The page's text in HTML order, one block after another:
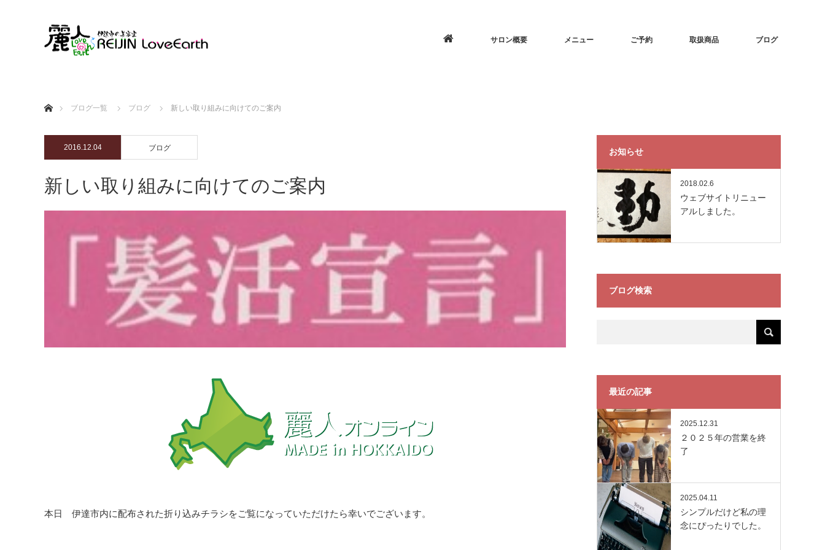
サロン概要 メニュー ご予約 取扱商品 ブログ
ブログ一覧
ブログ 新しい取り組みに向けてのご案内
2016.12.04 ブログ
新しい取り組みに向けてのご案内
本日 伊達市内に配布された折り込みチラシをご覧になっていただけたら幸いでございます。
お知らせ
2018.02.6
ウェブサイトリニュー
アルしました。
ブログ検索
最近の記事
2025.12.31
２０２５年の営業を終
了
2025.04.11
シンプルだけど私の理
念にぴったりでした。